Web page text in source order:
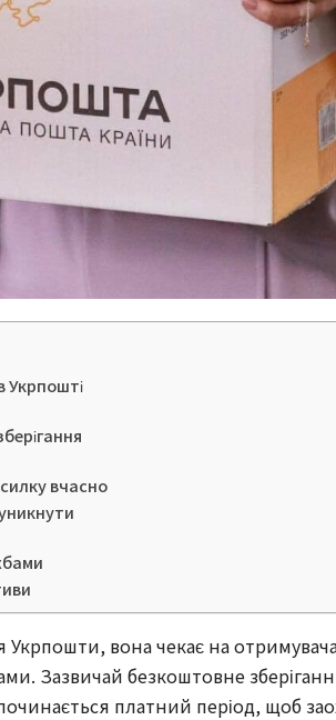
Укрпошті
вчасно
Укрпошти, вона чекає на
Зазвичай безкоштовне
платний період, щоб